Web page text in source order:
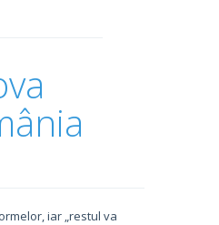
iar „restul va